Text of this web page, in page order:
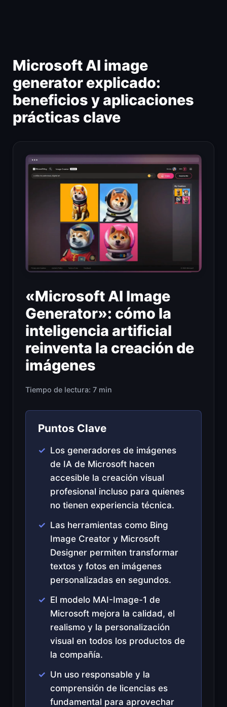
Microsoft AI image
generator explicado:
beneficios y aplicaciones
prácticas clave
«Microsoft AI Image
Generator»: cómo la
inteligencia artificial
reinventa la creación de
imágenes
Tiempo de lectura: 7 min
Puntos Clave
Los generadores de imágenes
de IA de Microsoft hacen
accesible la creación visual
profesional incluso para quienes
no tienen experiencia técnica.
Las herramientas como Bing
Image Creator y Microsoft
Designer permiten transformar
textos y fotos en imágenes
personalizadas en segundos.
El modelo MAI-Image-1 de
Microsoft mejora la calidad, el
realismo y la personalización
visual en todos los productos de
la compañía.
Un uso responsable y la
comprensión de licencias es
fundamental para aprovechar